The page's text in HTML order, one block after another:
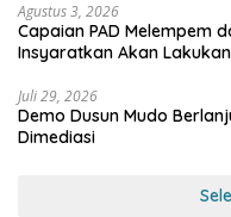
Agustus 3, 2026
Capaian PAD Melempem
Insyaratkan Akan
Juli 29, 2026
Demo Dusun Mudo
Dimediasi